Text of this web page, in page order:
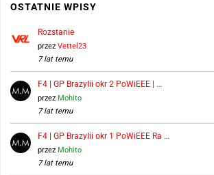
OSTATNIE WPISY
Rozstanie
przez Vettel23
7 lat temu
F4 | GP Brazylii okr 2 PoWiEEE | …
przez Mohito
7 lat temu
F4 | GP Brazylii okr 1 PoWiEEE Ra …
przez Mohito
7 lat temu